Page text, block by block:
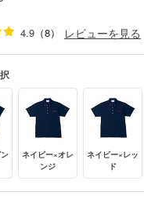
4.9 （8） レビューを見る
ネイビー×オレ
ンジ
ネイビー×レッ
ド